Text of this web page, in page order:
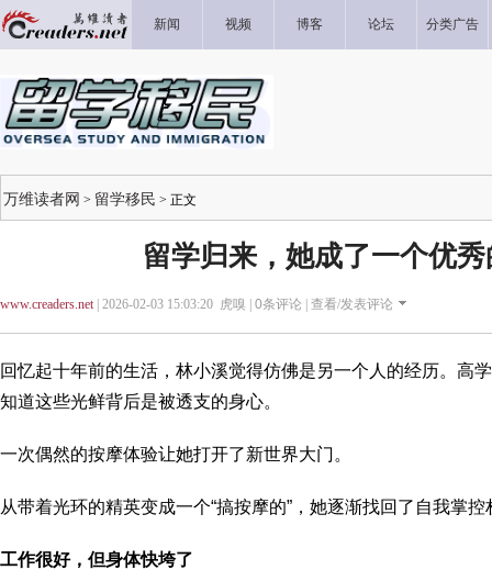
新闻 视频 博客 论坛 分类广告
万维读者网 > 留学移民 > 正文
留学归来，她成了一个优
www.creaders.net| 2026-02-03 15:03:20 虎嗅 | 0条评论 | 查看/发表评论
回忆起十年前的生活，林小溪觉得仿佛是另一个人的经历。高
知道这些光鲜背后是被透支的身心。
一次偶然的按摩体验让她打开了新世界大门。
从带着光环的精英变成一个“搞按摩的”，她逐渐找回了自我掌控
工作很好，但身体快垮了